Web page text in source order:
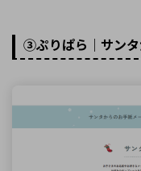
③ぷりぱら｜サン